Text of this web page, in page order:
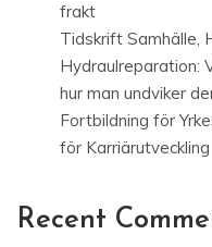
frakt
Tidskrift Samhälle,
Hydraulreparation:
hur man undviker
Fortbildning för
för Karriärutveckling
Recent